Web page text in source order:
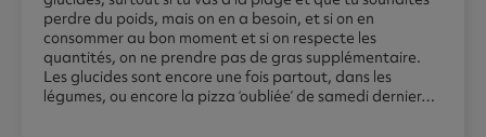
perdre du poids, mais on en a besoin, et si on en
consommer au bon moment et si on respecte les
quantités, on ne prendre pas de gras supplémentaire.
Les glucides sont encore une fois partout, dans les
légumes, ou encore la pizza ‘oubliée’ de samedi dernier…